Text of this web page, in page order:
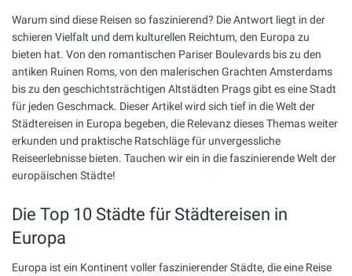
Warum sind diese Reisen so faszinierend? Die Antwort liegt in der
schieren Vielfalt und dem kulturellen Reichtum, den Europa zu
bieten hat. Von den romantischen Pariser Boulevards bis zu den
antiken Ruinen Roms, von den malerischen Grachten Amsterdams
bis zu den geschichtsträchtigen Altstädten Prags gibt es eine Stadt
für jeden Geschmack. Dieser Artikel wird sich tief in die Welt der
Städtereisen in Europa begeben, die Relevanz dieses Themas weiter
erkunden und praktische Ratschläge für unvergessliche
Reiseerlebnisse bieten. Tauchen wir ein in die faszinierende Welt der
europäischen Städte!
Die Top 10 Städte für Städtereisen in
Europa
Europa ist ein Kontinent voller faszinierender Städte, die eine Reise